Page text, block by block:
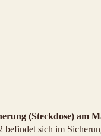
(Steckdose) am
befindet sich im